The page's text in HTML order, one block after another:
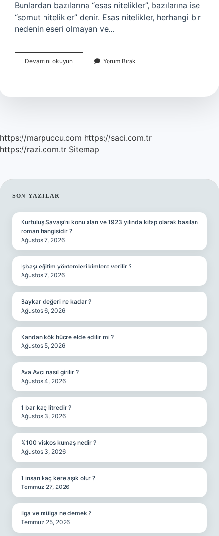
Bunlardan bazılarına “esas nitelikler”, bazılarına ise
“somut nitelikler” denir. Esas nitelikler, herhangi bir
nedenin eseri olmayan ve…
Devamını okuyun
Konuşması
Yorum Bırak
https://marpuccu.com https://saci.com.tr
https://razi.com.tr Sitemap
SIDEBAR
SON YAZILAR
Kurtuluş Savaşı’nı konu alan ve 1923 yılında kitap olarak basılan
roman hangisidir ?
Ağustos 7, 2026
Işbaşı eğitim yöntemleri kimlere verilir ?
Ağustos 7, 2026
Baykar değeri ne kadar ?
Ağustos 6, 2026
Kandan kök hücre elde edilir mi ?
Ağustos 5, 2026
Ava Avcı nasıl girilir ?
Ağustos 4, 2026
1 bar kaç litredir ?
Ağustos 3, 2026
%100 viskos kumaş nedir ?
Ağustos 3, 2026
1 insan kaç kere aşık olur ?
Temmuz 27, 2026
Ilga ve mülga ne demek ?
Temmuz 25, 2026